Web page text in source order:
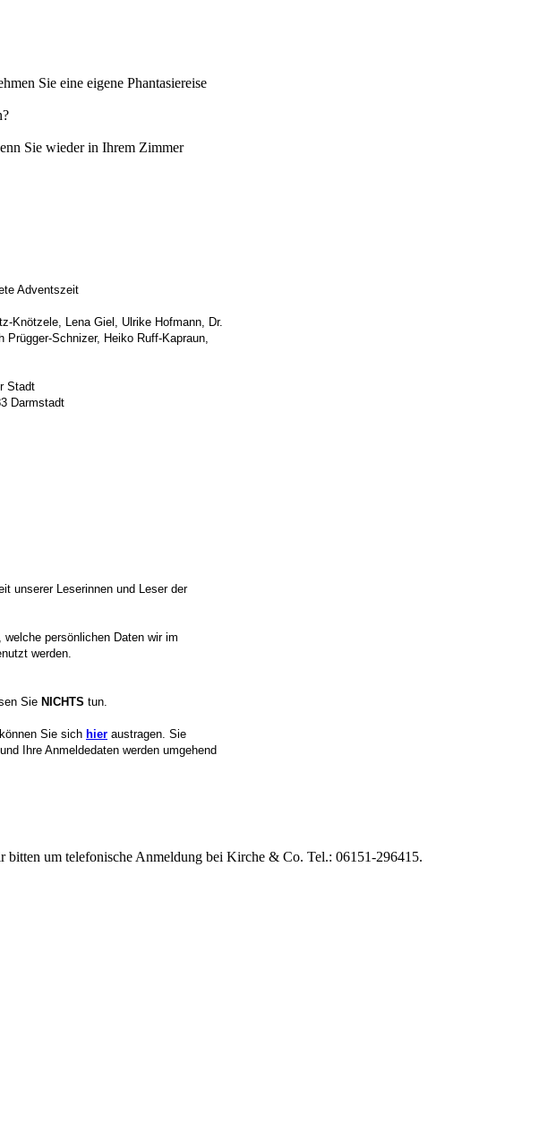
Sie eine eigene Phantasiereise
Sie wieder in Ihrem Zimmer
Adventszeit
Knötzele, Lena Giel, Ulrike Hofmann, Dr.
Schnizer, Heiko Ruff-Kapraun,
Stadt
Darmstadt
unserer Leserinnen und Leser der
welche persönlichen Daten wir im
werden.
Sie NICHTS tun.
Sie sich hier austragen. Sie
Ihre Anmeldedaten werden umgehend
um telefonische Anmeldung bei Kirche & Co. Tel.: 06151-296415.